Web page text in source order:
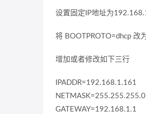
设置固定IP地址为
将 BOOTPROTO=dhcp 改
增加或者修改如下三行
IPADDR=192.168.1.161
NETMASK=255.255.255.0
GATEWAY=192.168.1.1